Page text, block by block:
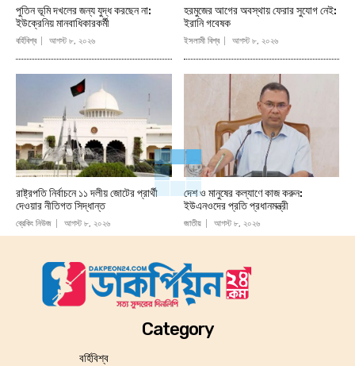
পুতিন ভূমি দখলের জন্য যুদ্ধ করছেন না:
ইউক্রেনিয় মানবাধিকারকর্মী
বর্হিবিশ্ব আগস্ট ৮, ২০২৬
হরমুজের আগের অবস্থায় ফেরার সুযোগ নেই:
ইরানি গবেষক
ইসলামী বিশ্ব আগস্ট ৮, ২০২৬
রাষ্ট্রপতি নির্বাচনে ১১ দলীয় জোটের প্রার্থী
দেওয়ার নীতিগত সিদ্ধান্ত
ব্রেকিং নিউজ আগস্ট ৮, ২০২৬
দেশ ও মানুষের কল্যাণে কাজ করুন:
ইউএনওদের প্রতি প্রধানমন্ত্রী
জাতীয় আগস্ট ৮, ২০২৬
Category
বর্হিবিশ্ব